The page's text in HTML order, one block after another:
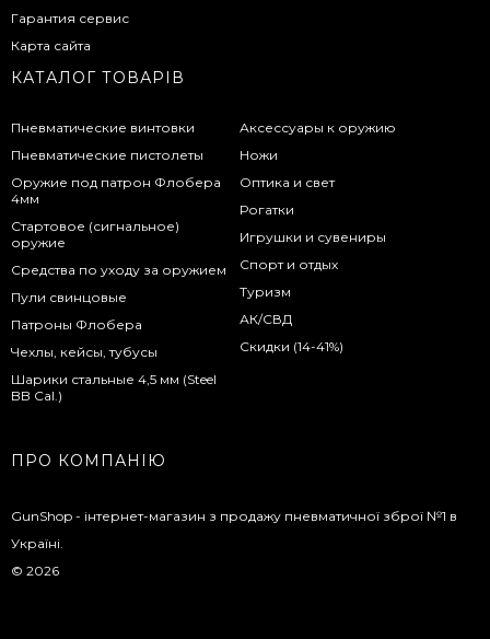
Гарантия сервис
Карта сайта
КАТАЛОГ ТОВАРІВ
Пневматические винтовки
Пневматические пистолеты
Оружие под патрон Флобера
4мм
Стартовое (сигнальное)
оружие
Средства по уходу за оружием
Пули свинцовые
Патроны Флобера
Чехлы, кейсы, тубусы
Шарики стальные 4,5 мм (Steel
BB Cal.)
Аксессуары к оружию
Ножи
Оптика и свет
Рогатки
Игрушки и сувениры
Спорт и отдых
Туризм
АК/СВД
Скидки (14-41%)
ПРО КОМПАНІЮ
GunShop - інтернет-магазин з продажу пневматичної зброї №1 в
Україні.
© 2026